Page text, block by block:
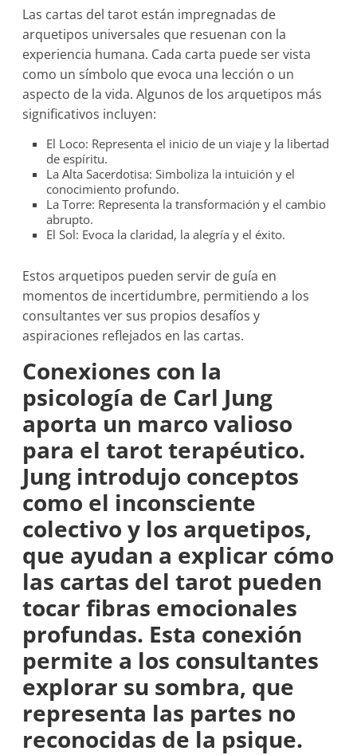
Las cartas del tarot están impregnadas de
arquetipos universales que resuenan con la
experiencia humana. Cada carta puede ser vista
como un símbolo que evoca una lección o un
aspecto de la vida. Algunos de los arquetipos más
significativos incluyen:
El Loco: Representa el inicio de un viaje y la libertad
de espíritu.
La Alta Sacerdotisa: Simboliza la intuición y el
conocimiento profundo.
La Torre: Representa la transformación y el cambio
abrupto.
El Sol: Evoca la claridad, la alegría y el éxito.
Estos arquetipos pueden servir de guía en
momentos de incertidumbre, permitiendo a los
consultantes ver sus propios desafíos y
aspiraciones reflejados en las cartas.
Conexiones con la
psicología de Carl Jung
aporta un marco valioso
para el tarot terapéutico.
Jung introdujo conceptos
como el inconsciente
colectivo y los arquetipos,
que ayudan a explicar cómo
las cartas del tarot pueden
tocar fibras emocionales
profundas. Esta conexión
permite a los consultantes
explorar su sombra, que
representa las partes no
reconocidas de la psique.